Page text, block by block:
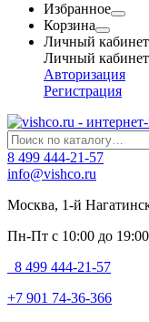
Избранное
Корзина
Личный кабинет
Личный кабинет
Авторизация
Регистрация
8 499 444-21-57
info@vishco.ru
Москва, 1-й
Пн-Пт с 10:00 до 19:00
8 499 444-21-57
+7 901 74-36-366